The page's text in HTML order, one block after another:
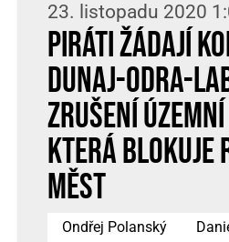
23. listopadu 2020
Piráti žádají
Dunaj-Odra-
zrušení
která blokuje
měst
Ondřej Polanský